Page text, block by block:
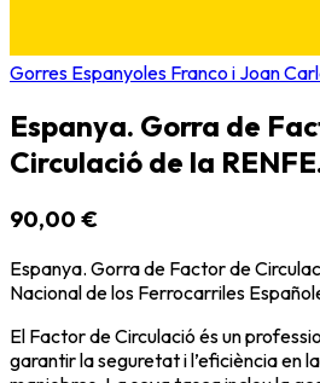
Gorres Espanyoles Franco i Joan
Espanya. Gorra de
Circulació de la
90,00 €
Espanya. Gorra de Factor de
Nacional de los Ferrocarriles
El Factor de Circulació és un
garantir la seguretat i l’eficiència en